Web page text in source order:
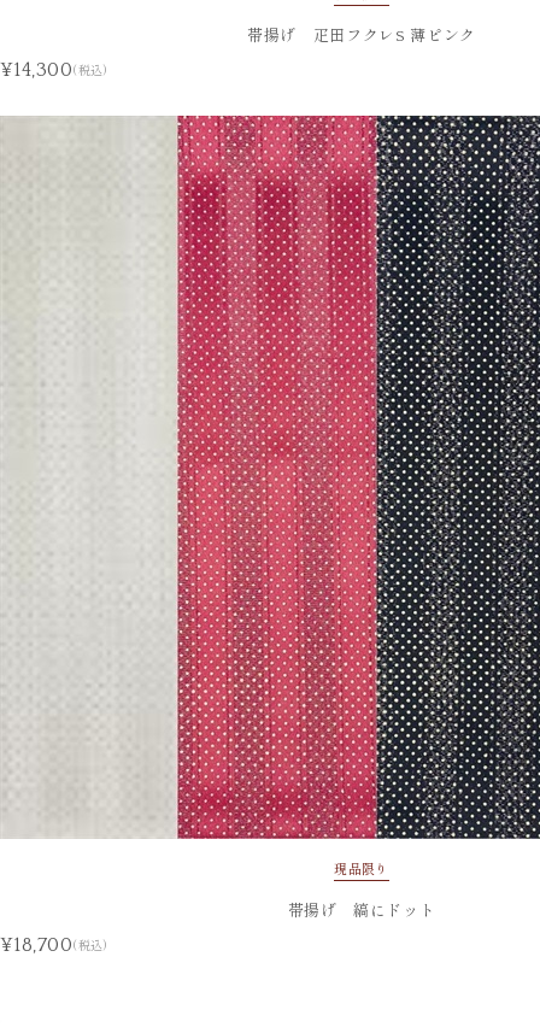
帯揚げ 疋田フクレS 薄ピンク
¥14,300(税込)
現品限り
帯揚げ 縞にドット
¥18,700(税込)